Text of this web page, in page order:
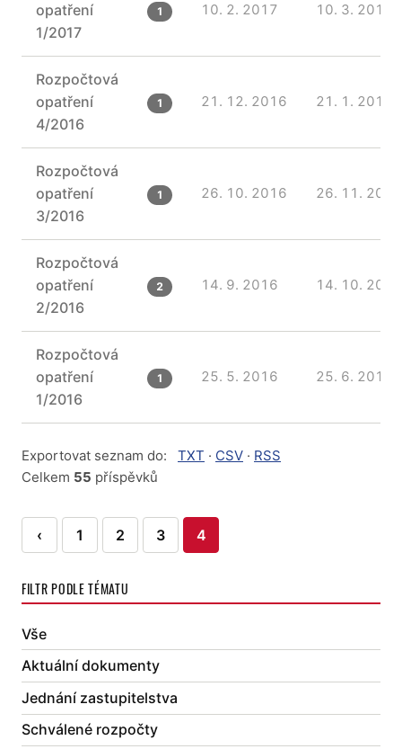
opatření
1/2017
1 10. 2. 2017 10. 3. 2017
Rozpočtová
opatření
4/2016
1 21. 12. 2016 21. 1. 2017
Rozpočtová
opatření
3/2016
1 26. 10. 2016 26. 11. 2016
Rozpočtová
opatření
2/2016
2 14. 9. 2016 14. 10. 2016
Rozpočtová
opatření
1/2016
1 25. 5. 2016 25. 6. 2016
Exportovat seznam do: TXT · CSV · RSS
Celkem 55 příspěvků
Stránkování
příspěvků
‹ 1 2 3 4
FILTR PODLE TÉMATU
Vše
Aktuální dokumenty
Jednání zastupitelstva
Schválené rozpočty